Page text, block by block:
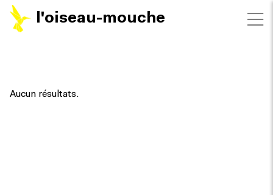
l'oiseau-mouche
FILTRES
Aucun résultats.